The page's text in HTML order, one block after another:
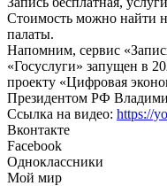
Стоимость можно найти
палаты.
Напомним, сервис
«Госуслуги» запущен в
проекту «Цифровая
Президентом РФ
Ссылка на видео: https://
Вконтакте
Facebook
Одноклассники
Мой мир